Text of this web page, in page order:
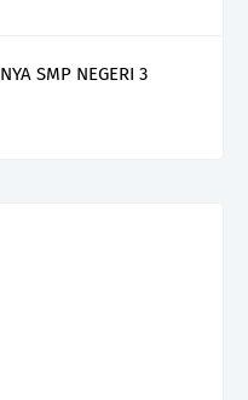
SMP NEGERI 3